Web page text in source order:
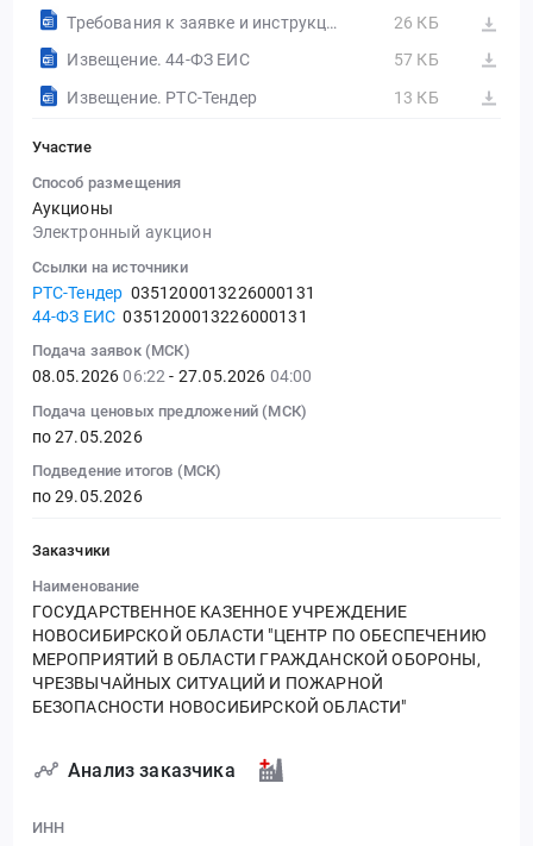
Требования к заявке и инструкция по её заполнению.docx
26 КБ
Извещение. 44-ФЗ ЕИС
57 КБ
Извещение. РТС-Тендер
13 КБ
Участие
Способ размещения
Аукционы
Электронный аукцион
Ссылки на источники
РТС-Тендер 0351200013226000131
44-ФЗ ЕИС 0351200013226000131
Подача заявок (МСК)
08.05.202606:22 - 27.05.2026 04:00
Подача ценовых предложений (МСК)
по 27.05.2026
Подведение итогов (МСК)
по 29.05.2026
Заказчики
Наименование
ГОСУДАРСТВЕННОЕ КАЗЕННОЕ УЧРЕЖДЕНИЕ
НОВОСИБИРСКОЙ ОБЛАСТИ "ЦЕНТР ПО ОБЕСПЕЧЕНИЮ
МЕРОПРИЯТИЙ В ОБЛАСТИ ГРАЖДАНСКОЙ ОБОРОНЫ,
ЧРЕЗВЫЧАЙНЫХ СИТУАЦИЙ И ПОЖАРНОЙ
БЕЗОПАСНОСТИ НОВОСИБИРСКОЙ ОБЛАСТИ"
Анализ заказчика
ИНН